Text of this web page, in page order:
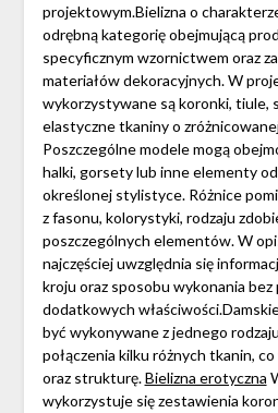
projektowym.Bielizna o
odrębną kategorię obejmującą
specyficznym wzornictwem oraz
materiałów dekoracyjnych. W
wykorzystywane są koronki, tiule,
elastyczne tkaniny o
Poszczególne modele mogą
halki, gorsety lub inne elementy
określonej stylistyce. Różnice
z fasonu, kolorystyki, rodzaju
poszczególnych elementów. W
najczęściej uwzględnia się
kroju oraz sposobu wykonania bez
dodatkowych
być wykonywane z jednego
połączenia kilku różnych tkanin,
oraz strukturę.Bielizna erotyczna
wykorzystuje się zestawienia